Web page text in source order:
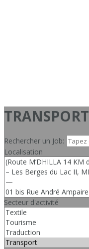
TRANSPORT
Rechercher un Job:
Localisation
Secteur d'activité